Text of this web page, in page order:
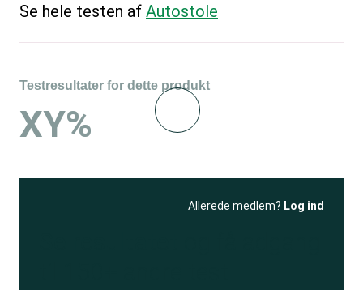
Se hele testen af Autostole
Testresultater for dette produkt
XY%
Allerede medlem? Log ind